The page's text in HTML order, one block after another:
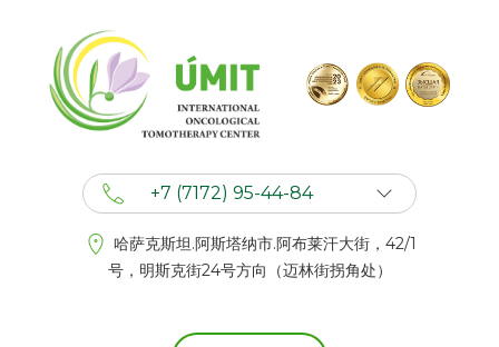
+7 (7172) 95-44-84
+7 (777) 201 44 44
哈萨克斯坦.阿斯塔纳市.阿布莱汗大街，42/1
号，明斯克街24号方向（迈林街拐角处）